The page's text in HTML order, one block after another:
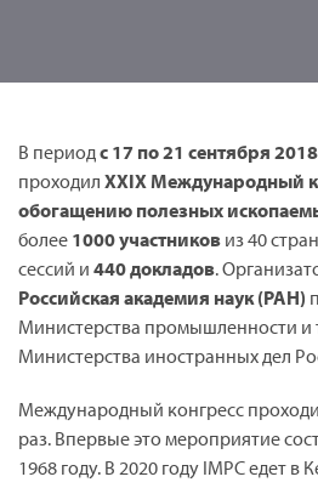
В периодс 17 по 21 сентября
проходил XXIX Международный
обогащению полезных
более 1000 участников из 40
сессий и 440 докладов.
Российская академия наук (РАН)
Министерства промышленности и
Министерства иностранных дел
Международный конгресс
раз. Впервые это мероприятие
1968 году. В 2020 году IMPC едет